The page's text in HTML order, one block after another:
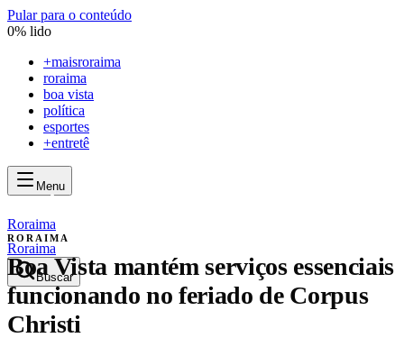
Pular para o conteúdo
0% lido
+maisroraima
roraima
boa vista
política
esportes
+entretê
Menu
maisroraima
mais
Roraima
Buscar
Roraima
RORAIMA
Boa Vista mantém serviços essenciais
funcionando no feriado de Corpus
Christi